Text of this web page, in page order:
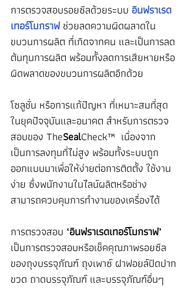
การตรวจสอบรอยซีลด้วยระบบ อินฟราเรด
เทอร์โมกราฟ ช่วยลดความผิดผลาดใน
ขบวนการผลิต ที่เกิดจากคน และเป็นการลด
ต้นทุนการผลิต พร้อมทั้งลดการเสียหายหรือ
ผิดพลาดของขบวนการผลิตอีกด้วย
โซลูชั่น หรือการแก้ปัญหา ที่เหมาะสมที่สุด
ในยุคปัจจุบันและอนาคต สำหรับการตรวจ
สอบของ TheSealCheck™  เนื่องจาก
เป็นการลงทุนที่ไม่สูง พร้อมทั้งระบบถูก
ออกแบบมาเพื่อให้ง่ายต่อการติดตั้ง ใช้งาน
ง่าย ซึ่งพนักงานในไลน์ผลิตหรือช่าง
สามารถควบคุมการทำงานของเครื่องได้
การตรวจสอบ ‘อินฟราเรดเทอร์โมกราฟ’
เป็นการตรวจสอบหรือเช็คคุณภาพรอยซีล
ของถุงบรรจุภัณฑ์ ถุงเพาซ์ ฝาฟอยล์ปิดปาก
ขวด ถาดบรรจุภัณฑ์ และบรรจุภัณฑ์อื่นๆ